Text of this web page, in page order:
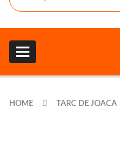
Toggle
navigation
HOME TARC DE JOACA